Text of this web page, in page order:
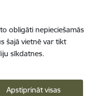
obligāti nepieciešamās
šajā vietnē var tikt
sīkdatnes.
Apstiprināt visas